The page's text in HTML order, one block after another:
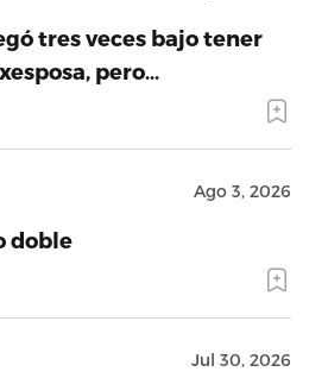
tres veces bajo tener
pero…
Ago 3, 2026
doble
Jul 30, 2026